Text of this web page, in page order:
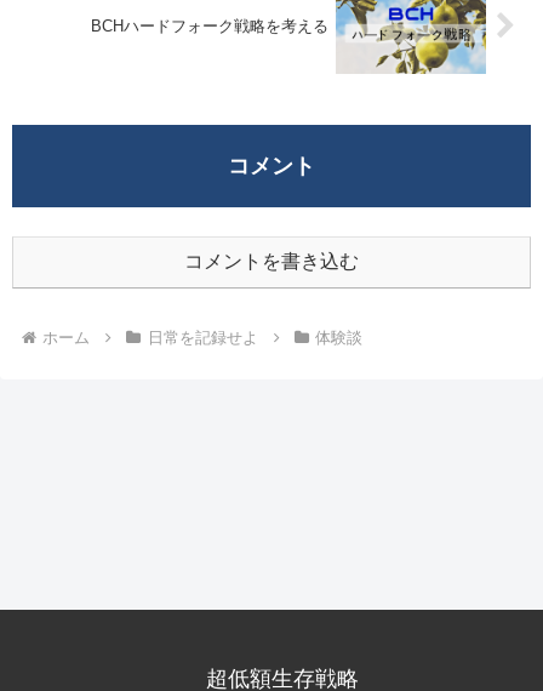
BCHハードフォーク戦略を考える
コメント
コメントを書き込む
ホーム 日常を記録せよ 体験談
超低額生存戦略